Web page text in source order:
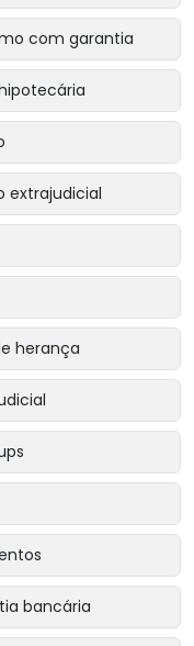
com garantia
extrajudicial
herança
bancária